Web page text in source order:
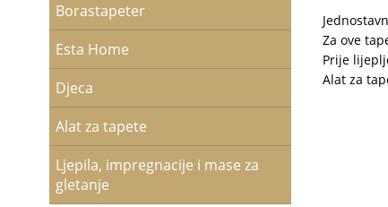
Za ove
Prije
Alat za
Borastapeter
Esta Home
Djeca
Alat za tapete
Ljepila, impregnacije i mase za
gletanje